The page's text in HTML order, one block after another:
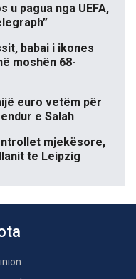
u pagua nga UEFA,
babai i ikones
moshën 68-
euro vetëm për
e Salah
mjekësore,
te Leipzig